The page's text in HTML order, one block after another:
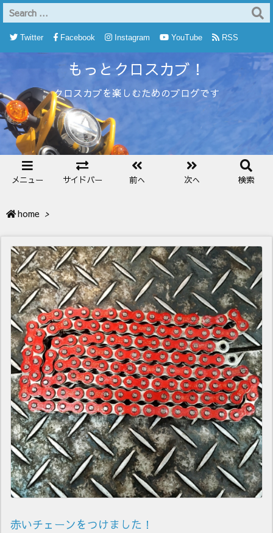
もっとクロスカブ！
クロスカブを楽しむためのブログです
メニュー サイドバー 前へ 次へ 検索
Twitter Facebook Instagram YouTube RSS
home >
赤いチェーンをつけました！